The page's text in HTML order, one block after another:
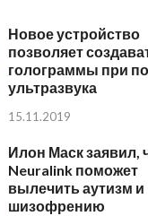
Новое устройство
позволяет
голограммы при
ультразвука
15.11.2019
Илон Маск заявил,
Neuralink поможет
вылечить аутизм и
шизофрению